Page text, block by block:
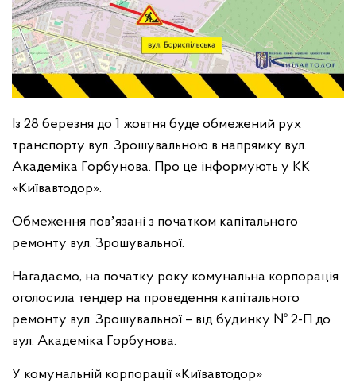
Із 28 березня до 1 жовтня буде обмежений рух
транспорту вул. Зрошувальною в напрямку вул.
Академіка Горбунова. Про це інформують у КК
«Київавтодор».
Обмеження повʼязані з початком капітального
ремонту вул. Зрошувальної.
Нагадаємо, на початку року комунальна корпорація
оголосила тендер на проведення капітального
ремонту вул. Зрошувальної – від будинку № 2-П до
вул. Академіка Горбунова.
У комунальній корпорації «Київавтодор»